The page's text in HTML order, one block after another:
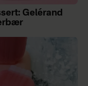
Gelérand